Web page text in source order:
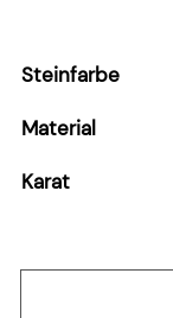
Steinfarbe
Material
Karat